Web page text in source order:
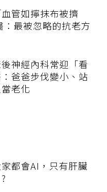
管如擰抹布被擠
：最被忽略的抗老方
神經內科常迎「看
爸爸步伐變小、站
老化
都會AI，只有肝臟